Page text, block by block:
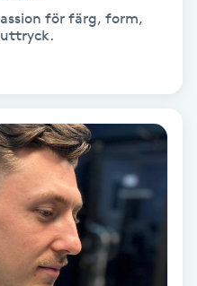
för färg, form,
uttryck.